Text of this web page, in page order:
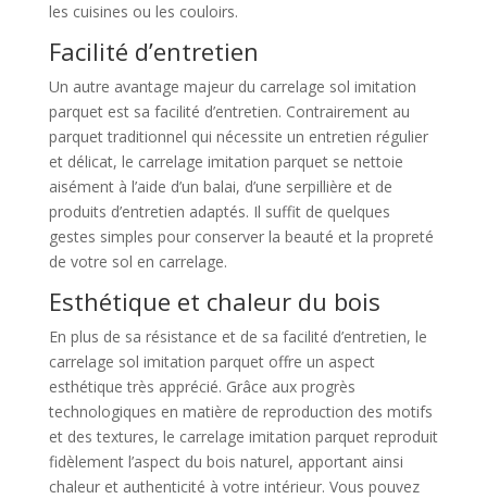
les cuisines ou les couloirs.
Facilité d’entretien
Un autre avantage majeur du carrelage sol imitation
parquet est sa facilité d’entretien. Contrairement au
parquet traditionnel qui nécessite un entretien régulier
et délicat, le carrelage imitation parquet se nettoie
aisément à l’aide d’un balai, d’une serpillière et de
produits d’entretien adaptés. Il suffit de quelques
gestes simples pour conserver la beauté et la propreté
de votre sol en carrelage.
Esthétique et chaleur du bois
En plus de sa résistance et de sa facilité d’entretien, le
carrelage sol imitation parquet offre un aspect
esthétique très apprécié. Grâce aux progrès
technologiques en matière de reproduction des motifs
et des textures, le carrelage imitation parquet reproduit
fidèlement l’aspect du bois naturel, apportant ainsi
chaleur et authenticité à votre intérieur. Vous pouvez